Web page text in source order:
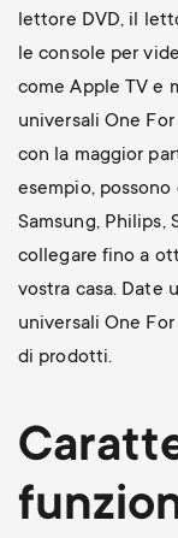
lettore DVD, il
le console per
come Apple TV e
universali One
con la maggior
esempio,
Samsung, Philips,
collegare fino a
vostra casa. Date
universali One
di prodotti.